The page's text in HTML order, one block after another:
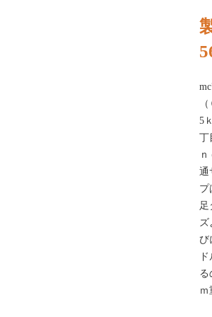
5
丁
通
プ
足
ズ
び
る